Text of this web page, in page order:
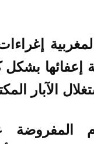
إعفائها
الآبار
المفروضة